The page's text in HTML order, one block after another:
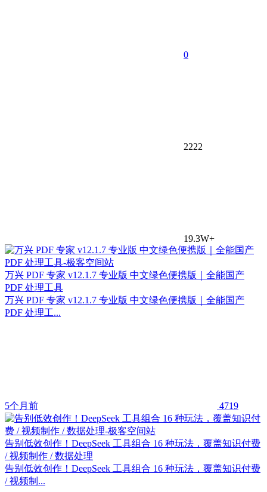
0
2222
19.3W+
万兴 PDF 专家 v12.1.7 专业版 中文绿色便携版｜全能国产
PDF 处理工具
万兴 PDF 专家 v12.1.7 专业版 中文绿色便携版｜全能国产
PDF 处理工...
5个月前 4719
告别低效创作！DeepSeek 工具组合 16 种玩法，覆盖知识付费
/ 视频制作 / 数据处理
告别低效创作！DeepSeek 工具组合 16 种玩法，覆盖知识付费
/ 视频制...